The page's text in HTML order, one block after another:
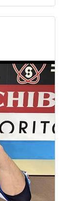
は、来シー
四年で芽が